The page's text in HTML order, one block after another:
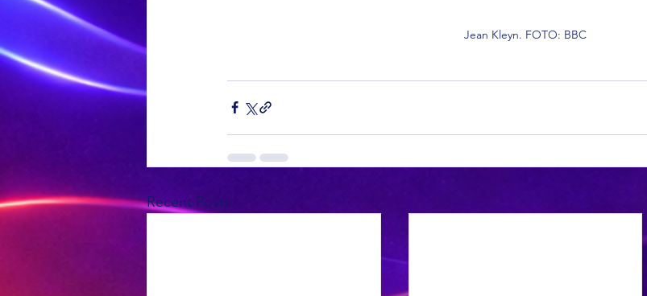
Jean Kleyn. FOTO: BBC
Recent Posts